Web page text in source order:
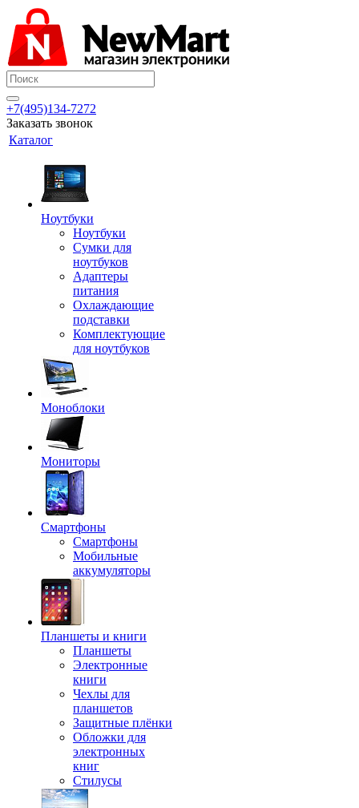
+7(495)134-7272
Заказать звонок
Каталог
Ноутбуки
Ноутбуки
Сумки для
ноутбуков
Адаптеры
питания
Охлаждающие
подставки
Комплектующие
для ноутбуков
Моноблоки
Мониторы
Смартфоны
Смартфоны
Мобильные
аккумуляторы
Планшеты и книги
Планшеты
Электронные
книги
Чехлы для
планшетов
Защитные плёнки
Обложки для
электронных
книг
Стилусы